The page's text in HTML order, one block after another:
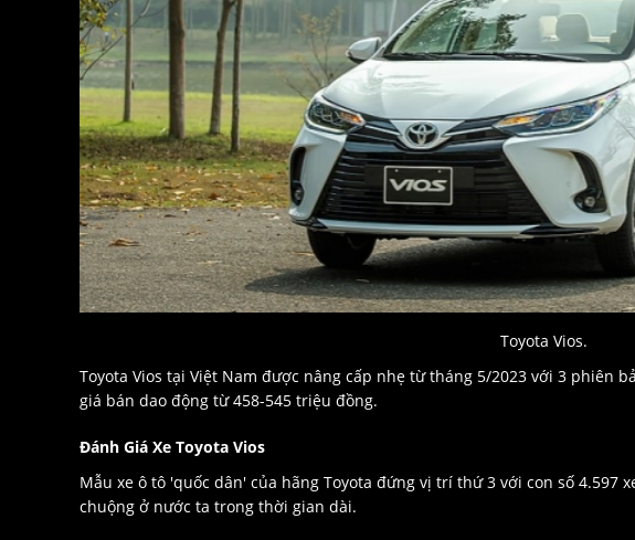
Toyota Vios.
Toyota Vios tại Việt Nam được nâng cấp nhẹ từ tháng 5/2023 với 3 phiên
giá bán dao động từ 458-545 triệu đồng.
Đánh Giá Xe Toyota Vios
Mẫu xe ô tô 'quốc dân' của hãng Toyota đứng vị trí thứ 3 với con số 4.597
chuộng ở nước ta trong thời gian dài.